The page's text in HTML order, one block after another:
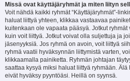
Missä ovat käyttäjäryhmät ja miten liityn
Voit nähdä kaikki ryhmät “Käyttäjäryhmät”-
haluat liittyä yhteen, klikkaa vastaavaa
kuitenkaan ole vapaata pääsyä. Jotkut
kuin voit liittyä. Jotkut voivat olla suljettuja ja
jäsenyyksiä. Jos ryhmä on avoin, voit liittyä
ryhmä vaatii hyväksynnän liittymistä varten,
klikkaamalla painiketta. Ryhmän johtajan
saattaa kysyä miksi haluat liittyä ryhmään.
eivät hyväksy pyyntöäsi. Heillä on syynsä.